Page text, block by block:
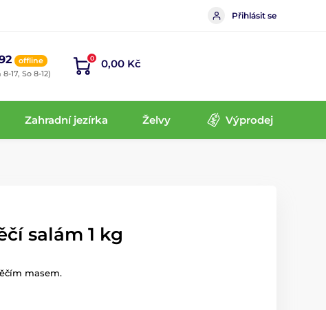
Přihlásit se
offline
17, So 8-12)
0 0,00 Kč
Zahradní jezírka Želvy Výprodej
salám 1 kg
masem.